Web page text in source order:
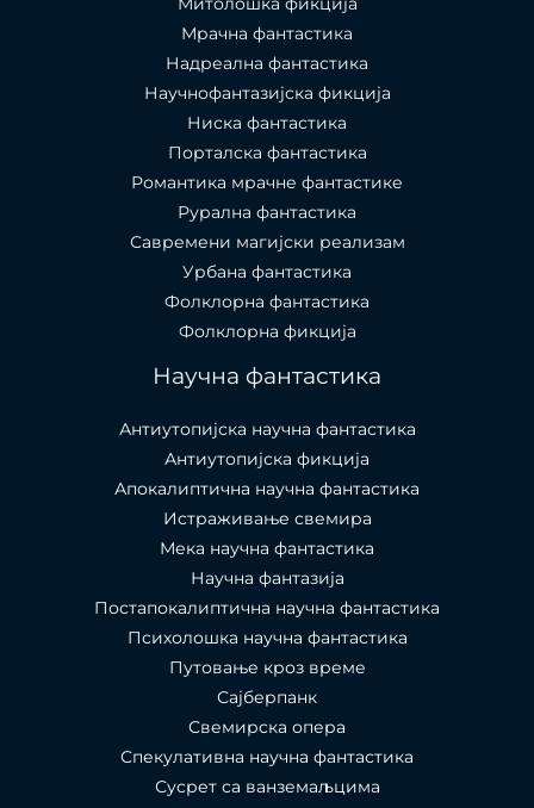
Мрачна фантастика
Надреална фантастика
Научнофантазијска фикција
Ниска фантастика
Порталска фантастика​
Романтика мрачне фантастике
Рурална фантастика
Савремени магијски реализам
Урбана фантастика
Фолклорна фантастика
Фолклорна фикција
Научна фантастика
Антиутопијска научна фантастика
Антиутопијска фикција
Апокалиптична научна фантастика
Истраживање свемира
Мека научна фантастика
Научна фантазија
Постапокалиптична научна фантастика
Психолошка научна фантастика
Путовање кроз време
Сајберпанк
Свемирска опера
Спекулативна научна фантастика
Сусрет са ванземаљцима